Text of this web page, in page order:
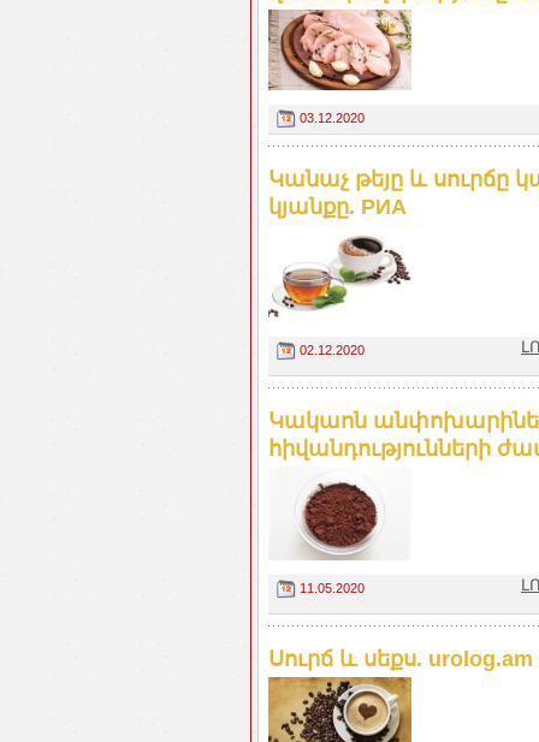
03.12.2020
Կանաչ թեյը և սուրճը
կյանքը. РИА
02.12.2020
Կակաոն
հիվանդությունների
11.05.2020
Սուրճ և սեքս. urolog.am